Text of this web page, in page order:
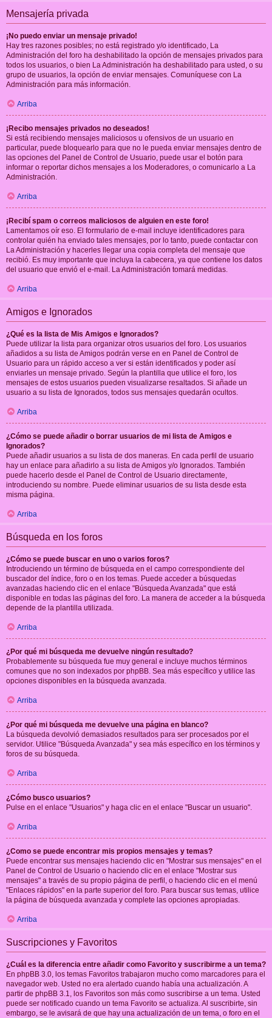
Mensajería privada
¡No puedo enviar un mensaje privado!
Hay tres razones posibles; no está registrado y/o identificado, La
Administración del foro ha deshabilitado la opción de mensajes privados para
todos los usuarios, o bien La Administración ha deshabilitado para usted, o su
grupo de usuarios, la opción de enviar mensajes. Comuníquese con La
Administración para más información.
Arriba
¡Recibo mensajes privados no deseados!
Si está recibiendo mensajes maliciosos u ofensivos de un usuario en
particular, puede bloquearlo para que no le pueda enviar mensajes dentro de
las opciones del Panel de Control de Usuario, puede usar el botón para
informar o reportar dichos mensajes a los Moderadores, o comunicarlo a La
Administración.
Arriba
¡Recibí spam o correos maliciosos de alguien en este foro!
Lamentamos oír eso. El formulario de e-mail incluye identificadores para
controlar quién ha enviado tales mensajes, por lo tanto, puede contactar con
La Administración y hacerles llegar una copia completa del mensaje que
recibió. Es muy importante que incluya la cabecera, ya que contiene los datos
del usuario que envió el e-mail. La Administración tomará medidas.
Arriba
Amigos e Ignorados
¿Qué es la lista de Mis Amigos e Ignorados?
Puede utilizar la lista para organizar otros usuarios del foro. Los usuarios
añadidos a su lista de Amigos podrán verse en en Panel de Control de
Usuario para un rápido acceso a ver si están identificados y poder así
enviarles un mensaje privado. Según la plantilla que utilice el foro, los
mensajes de estos usuarios pueden visualizarse resaltados. Si añade un
usuario a su lista de Ignorados, todos sus mensajes quedarán ocultos.
Arriba
¿Cómo se puede añadir o borrar usuarios de mi lista de Amigos e
Ignorados?
Puede añadir usuarios a su lista de dos maneras. En cada perfil de usuario
hay un enlace para añadirlo a su lista de Amigos y/o Ignorados. También
puede hacerlo desde el Panel de Control de Usuario directamente,
introduciendo su nombre. Puede eliminar usuarios de su lista desde esta
misma página.
Arriba
Búsqueda en los foros
¿Cómo se puede buscar en uno o varios foros?
Introduciendo un término de búsqueda en el campo correspondiente del
buscador del índice, foro o en los temas. Puede acceder a búsquedas
avanzadas haciendo clic en el enlace "Búsqueda Avanzada" que está
disponible en todas las páginas del foro. La manera de acceder a la búsqueda
depende de la plantilla utilizada.
Arriba
¿Por qué mi búsqueda me devuelve ningún resultado?
Probablemente su búsqueda fue muy general e incluye muchos términos
comunes que no son indexados por phpBB. Sea más específico y utilice las
opciones disponibles en la búsqueda avanzada.
Arriba
¿Por qué mi búsqueda me devuelve una página en blanco?
La búsqueda devolvió demasiados resultados para ser procesados por el
servidor. Utilice "Búsqueda Avanzada" y sea más específico en los términos y
foros de su búsqueda.
Arriba
¿Cómo busco usuarios?
Pulse en el enlace "Usuarios" y haga clic en el enlace "Buscar un usuario".
Arriba
¿Como se puede encontrar mis propios mensajes y temas?
Puede encontrar sus mensajes haciendo clic en "Mostrar sus mensajes" en el
Panel de Control de Usuario o haciendo clic en el enlace "Mostrar sus
mensajes" a través de su propio página de perfil, o haciendo clic en el menú
"Enlaces rápidos" en la parte superior del foro. Para buscar sus temas, utilice
la página de búsqueda avanzada y complete las opciones apropiadas.
Arriba
Suscripciones y Favoritos
¿Cuál es la diferencia entre añadir como Favorito y suscribirme a un tema?
En phpBB 3.0, los temas Favoritos trabajaron mucho como marcadores para el
navegador web. Usted no era alertado cuando había una actualización. A
partir de phpBB 3.1, los Favoritos son más como suscribirse a un tema. Usted
puede ser notificado cuando un tema Favorito se actualiza. Al suscribirte, sin
embargo, se le avisará de que hay una actualización de un tema, o foro en el